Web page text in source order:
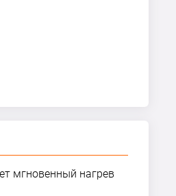
мгновенный нагрев